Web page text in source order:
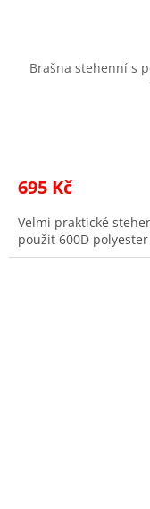
Brašna stehenní s
695 Kč
Velmi praktické
použit 600D